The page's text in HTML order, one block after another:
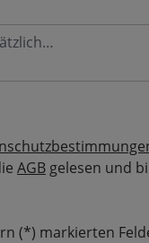
AGB gelesen und
(*) markierten